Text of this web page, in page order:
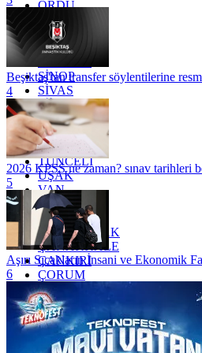
ORDU
OSMANİYE
RİZE
SAKARYA
SİNOP
SİVAS
SİİRT
TEKİRDAĞ
TOKAT
TRABZON
TUNCELİ
UŞAK
VAN
YALOVA
YOZGAT
ZONGULDAK
ÇANAKKALE
ÇANKIRI
ÇORUM
İSTANBUL
İZMİR
ŞANLIURFA
ŞIRNAK
Beşiktaş'tan transfer söylentilerine
4
2026 KPSS ne zaman? sınav tarihleri
5
Aşırı Sıcakların İnsani ve Ekonomik
6